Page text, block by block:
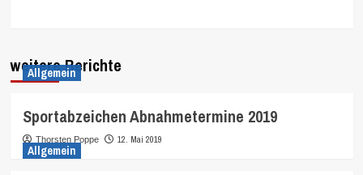
weitere Berichte
Allgemein
Sportabzeichen Abnahmetermine 2019
Thorsten Poppe 12. Mai 2019
Allgemein